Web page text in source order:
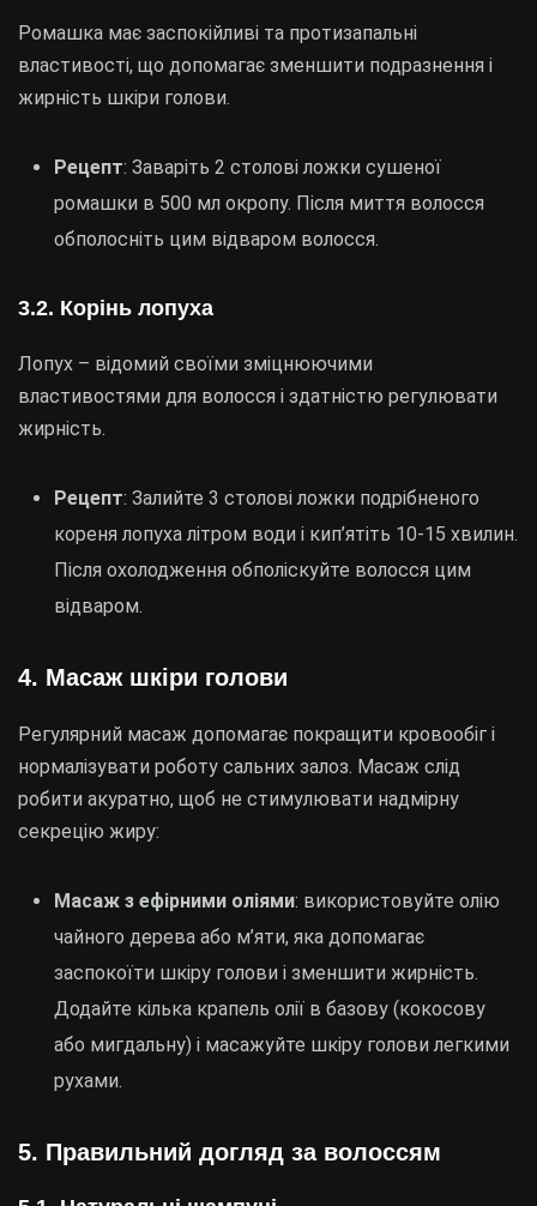
Ромашка має заспокійливі та протизапальні
властивості, що допомагає зменшити подразнення і
жирність шкіри голови.
Рецепт: Заваріть 2 столові ложки сушеної
ромашки в 500 мл окропу. Після миття волосся
обполосніть цим відваром волосся.
3.2. Корінь лопуха
Лопух – відомий своїми зміцнюючими
властивостями для волосся і здатністю регулювати
жирність.
Рецепт: Залийте 3 столові ложки подрібненого
кореня лопуха літром води і кип’ятіть 10-15 хвилин.
Після охолодження обполіскуйте волосся цим
відваром.
4. Масаж шкіри голови
Регулярний масаж допомагає покращити кровообіг і
нормалізувати роботу сальних залоз. Масаж слід
робити акуратно, щоб не стимулювати надмірну
секрецію жиру:
Масаж з ефірними оліями: використовуйте олію
чайного дерева або м’яти, яка допомагає
заспокоїти шкіру голови і зменшити жирність.
Додайте кілька крапель олії в базову (кокосову
або мигдальну) і масажуйте шкіру голови легкими
рухами.
5. Правильний догляд за волоссям